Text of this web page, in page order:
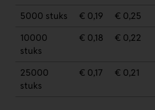
5000 stuks
€ 0,19 € 0,25
10000
stuks
€ 0,18 € 0,22
25000
stuks
€ 0,17 € 0,21